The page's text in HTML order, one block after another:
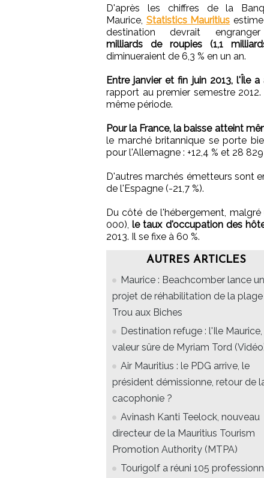
D'après les chiffres de la
Maurice, Statistics Mauritius
destination devrait
milliards de roupies (1,1
diminueraient de 6,3 % en un an.
Entre janvier et fin juin 2013, l'Île
rapport au premier semestre
même période.
Pour la France, la baisse atteint
le marché britannique se porte
pour l'Allemagne : +12,4 % et 28
D'autres marchés émetteurs sont
de l'Espagne (-21,7 %).
Du côté de l'hébergement,
000),le taux d'occupation des
2013. Il se fixe à 60 %.
AUTRES ARTICLES
Maurice : Beachcomber lance un
projet de réhabilitation de la
Trou aux Biches
Destination refuge : l'Ile
valeur sûre de Myriam Tord
Air Mauritius : le PDG arrive, le
président démissionne, retour de
cacophonie ?
Avinash Kanti Teelock, nouveau
directeur de la Mauritius Tourism
Promotion Authority (MTPA)
Tourigolf a réuni 105